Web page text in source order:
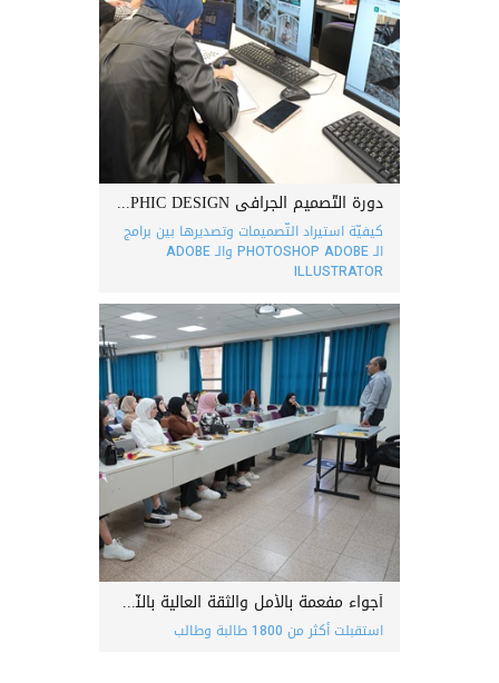
دورة التّصميم الجرافي GRAPHIC DESIGN
كيفيّة استيراد التّصميمات وتصديرها بين برامج
الـ PHOTOSHOP ADOBE والـ ADOBE
ILLUSTRATOR
أجواء مفعمة بالأمل والثّقة العالية بالنّجاح وشقّ دروب جديدة
استقبلت أكثر من 1800 طالبة وطالب